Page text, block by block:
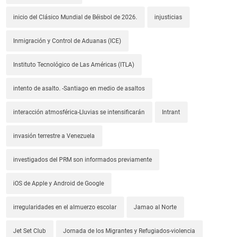
inicio del Clásico Mundial de Béisbol de 2026. injusticias
Inmigración y Control de Aduanas (ICE)
Instituto Tecnológico de Las Américas (ITLA)
intento de asalto. -Santiago en medio de asaltos
interacción atmosférica-Lluvias se intensificarán Intrant
invasión terrestre a Venezuela
investigados del PRM son informados previamente
iOS de Apple y Android de Google
irregularidades en el almuerzo escolar Jamao al Norte
Jet Set Club Jornada de los Migrantes y Refugiados-violencia